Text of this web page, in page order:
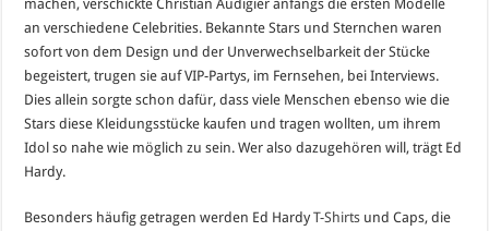
machen, verschickte Christian Audigier anfangs die ersten Modelle
an verschiedene Celebrities. Bekannte Stars und Sternchen waren
sofort von dem Design und der Unverwechselbarkeit der Stücke
begeistert, trugen sie auf VIP-Partys, im Fernsehen, bei Interviews.
Dies allein sorgte schon dafür, dass viele Menschen ebenso wie die
Stars diese Kleidungsstücke kaufen und tragen wollten, um ihrem
Idol so nahe wie möglich zu sein. Wer also dazugehören will, trägt Ed
Hardy.
Besonders häufig getragen werden Ed HardyT-Shirts und Caps, die